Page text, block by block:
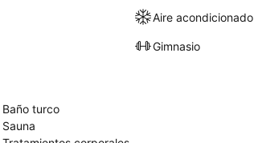
Aire acondicionado
Gimnasio
Baño turco
Sauna